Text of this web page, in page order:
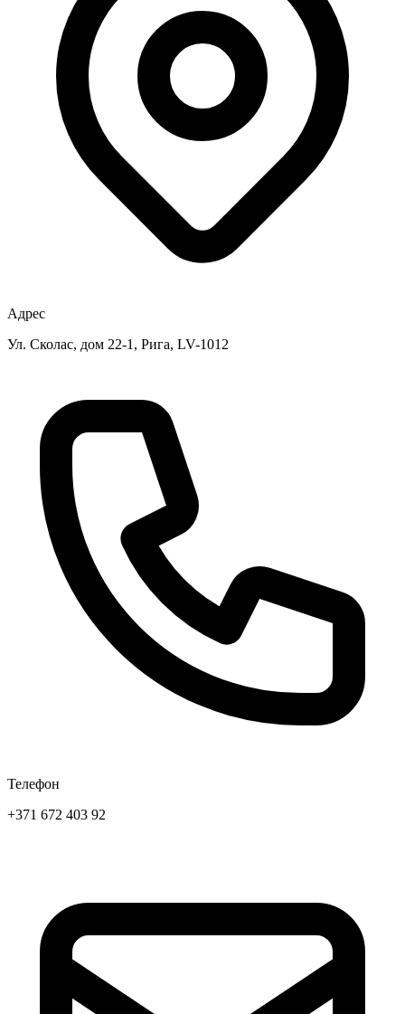
Адрес
Ул. Сколас, дом 22-1, Рига, LV-1012
Телефон
+371 672 403 92